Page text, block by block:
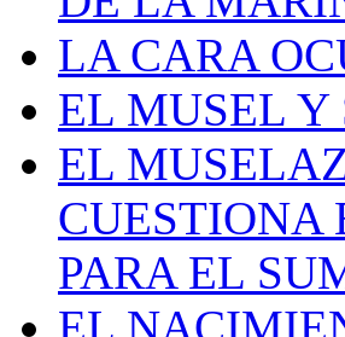
LA CARA
EL MUSEL Y
EL
CUESTIONA
PARA EL
EL